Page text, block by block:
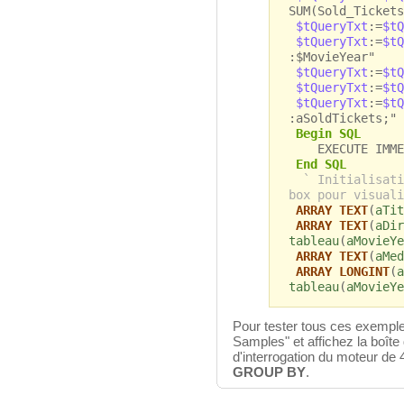
$tQueryTxt :=
$tQueryTxt :=
:$MovieYear"
$tQueryTxt :=
$tQueryTxt :=
$tQueryTxt :=
:aSoldTickets;"
Begin SQL
EXECUTE
End SQL
`
box pour
ARRAY TEXT(
ARRAY TEXT(
tableau(
ARRAY TEXT(
ARRAY LONGINT(
tableau(
Pour tester tous ces
Samples" et affichez la
d'interrogation du moteur
GROUP BY.